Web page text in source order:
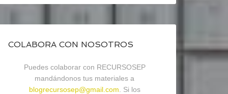
COLABORA CON NOSOTROS
Puedes colaborar con RECURSOSEP
mandándonos tus materiales a
blogrecursosep@gmail.com . Si los